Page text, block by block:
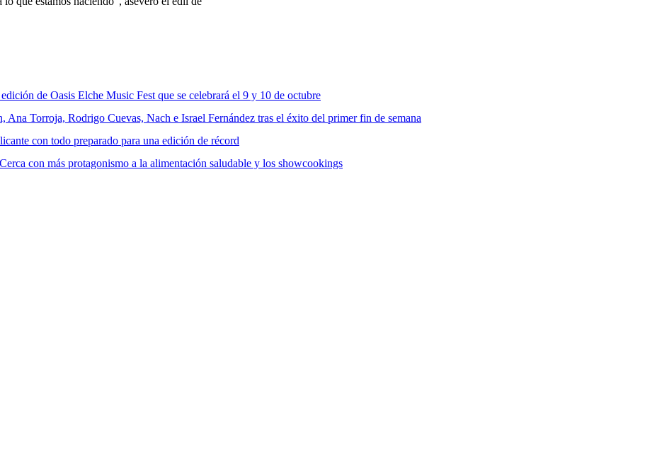
de Oasis Elche Music Fest que se celebrará el 9 y 10 de octubre
Ana Torroja, Rodrigo Cuevas, Nach e Israel Fernández tras el éxito del primer fin de semana
con todo preparado para una edición de récord
con más protagonismo a la alimentación saludable y los showcookings